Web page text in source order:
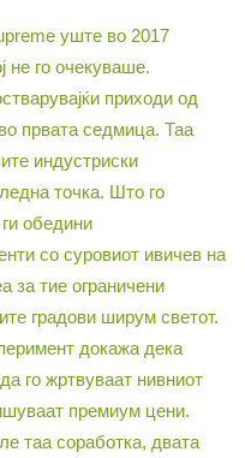
уште во 2017
не го очекуваше.
приходи од
првата седмица. Таа
индустриски
точка. Што го
обедини
со суровиот ивичев на
за тие ограничени
градови ширум светот.
докажа дека
го жртвуваат нивниот
премиум цени.
таа соработка, двата